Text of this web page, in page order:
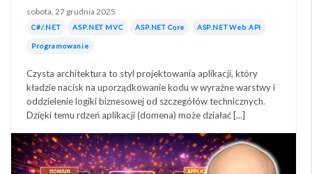
sobota, 27 grudnia 2025
C#/.NET ASP.NET MVC ASP.NET Core ASP.NET Web API
Programowanie
Czysta architektura to styl projektowania aplikacji, który
kładzie nacisk na uporządkowanie kodu w wyraźne warstwy i
oddzielenie logiki biznesowej od szczegółów technicznych.
Dzięki temu rdzeń aplikacji (domena) może działać [...]